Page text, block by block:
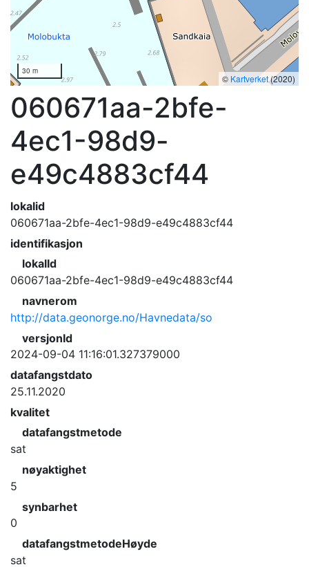
30 m
© Kartverket(2020)
060671aa-2bfe-
4ec1-98d9-
e49c4883cf44
lokalid
060671aa-2bfe-4ec1-98d9-e49c4883cf44
identifikasjon
lokalId
060671aa-2bfe-4ec1-98d9-e49c4883cf44
navnerom
http://data.geonorge.no/Havnedata/so
versjonId
2024-09-04 11:16:01.327379000
datafangstdato
25.11.2020
kvalitet
datafangstmetode
sat
nøyaktighet
5
synbarhet
0
datafangstmetodeHøyde
sat